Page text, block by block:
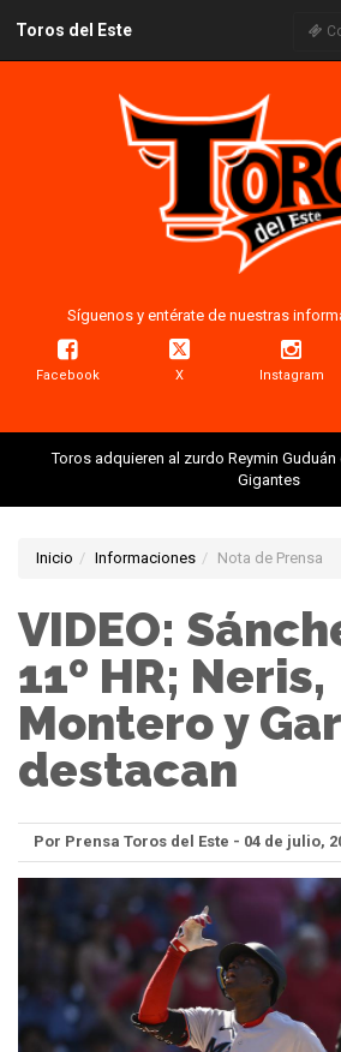
Toros del Este
Síguenos y entérate de nuestras
Facebook X Instagram
Toros adquieren al zurdo Reymin
Gigantes
Inicio Informaciones Nota de Prensa
VIDEO:
11º HR; Neris,
Montero y
destacan
Por Prensa Toros del Este - 04 de julio,